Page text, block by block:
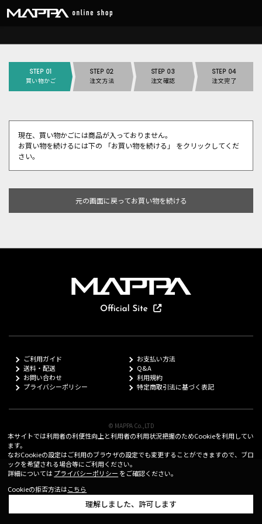
STEP 01
買い物かご
STEP 02
注文方法
STEP 03
注文確認
STEP 04
注文完了
現在、買い物かごには商品が入っておりません。
お買い物を続けるには下の 「お買い物を続ける」 をクリックしてくだ
さい。
元の画面に戻ってお買い物を続ける
ご利用ガイド
お支払い方法
送料・配送
Q&A
お問い合わせ
利用規約
プライバシーポリシー
特定商取引法に基づく表記
© MAPPA Co.,LTD
本サイトでは利用者の利便性向上と利用者の利用状況把握のためCookieを利用してい
ます。
なおCookieの設定はご利用のブラウザの設定でも変更することができますので、ブロ
ックを希望される場合等にご利用ください。
詳細については プライバシーポリシー をご確認ください。
Cookieの拒否方法はこちら
理解しました、許可します